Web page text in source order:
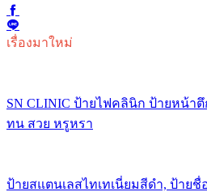
เรื่องมาใหม่
SN CLINIC ป้ายไฟคลินิก ป้ายหน้
ทน สวย หรูหรา
ป้ายสแตนเลสไทเทเนี่ยมสีดำ, ป้าย